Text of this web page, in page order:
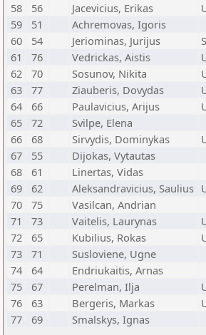
58
56 Jacevicius, Erikas
59
51 Achremovas, Igoris
60
54 Jeriominas, Jurijus
61
76 Vedrickas, Aistis
62
70 Sosunov, Nikita
63
77 Ziauberis, Dovydas
64
66 Paulavicius, Arijus
65
72 Svilpe, Elena
66
68 Sirvydis, Dominykas
67
55 Dijokas, Vytautas
68
61 Linertas, Vidas
69
62 Aleksandravicius, Saulius
70
75 Vasilcan, Andrian
71
73 Vaitelis, Laurynas
72
65 Kubilius, Rokas
73
71 Susloviene, Ugne
74
64 Endriukaitis, Arnas
75
67 Perelman, Ilja
76
63 Bergeris, Markas
77
69 Smalskys, Ignas